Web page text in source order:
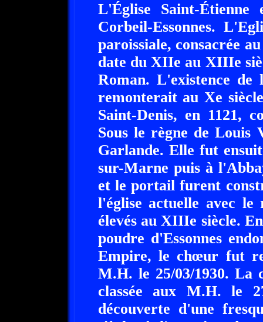
L'Église Saint-
Corbeil-Essonnes.
paroissiale, consacrée
date du XIIe au XIIIe
Roman. L'existence de
remonterait au Xe
Saint-Denis, en 1121,
Sous le règne de Louis
Garlande. Elle fut
sur-Marne puis à
et le portail furent
l'église actuelle avec le
élevés au XIIIe siècle.
poudre d'Essonnes
Empire, le chœur fut
M.H. le 25/03/1930. La
classée aux M.H. le
découverte d'une